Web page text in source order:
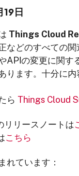
19日
Things Cloud
などのすべての
APIの変更に関
ります。十分に
ら Things Cloud
リースノートは
こちら
れています：